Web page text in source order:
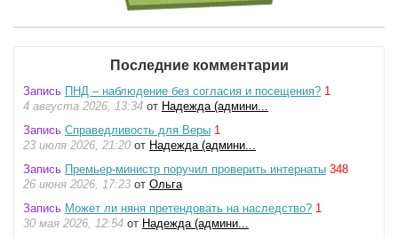
Последние комментарии
Запись ПНД – наблюдение без согласия и посещения? 1
4 августа 2026, 13:34 от Надежда (админи...
Запись Справедливость для Веры 1
23 июля 2026, 21:20 от Надежда (админи...
Запись Премьер-министр поручил проверить интернаты 348
26 июня 2026, 17:23 от Ольга
Запись Может ли няня претендовать на наследство? 1
30 мая 2026, 12:54 от Надежда (админи...